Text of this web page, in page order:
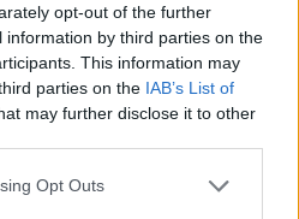
opt-out of the further
by third parties on the
This information may
parties on the IAB’s List of
may further disclose it to other
app uses one or more Google
Opt Outs
észre sem
tökéletességet hajszolod
egészségedreis